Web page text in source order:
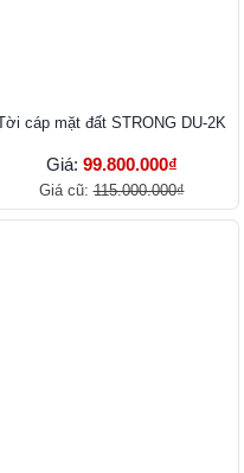
cáp mặt đất STRONG DU-2K
Giá: 99.800.000₫
Giá cũ:115.000.000₫